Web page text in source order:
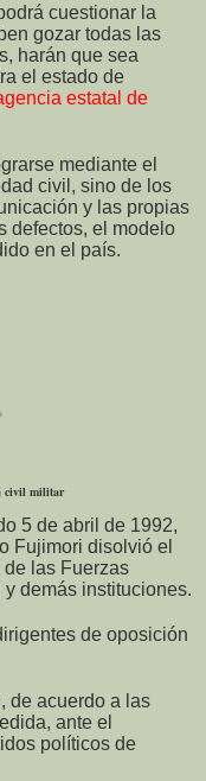
cuestionar la
gozar todas las
harán que sea
el estado de
estatal de
mediante el
civil, sino de los
y las propias
defectos, el modelo
en el país.
civil militar
5 de abril de 1992,
Fujimori disolvió el
las Fuerzas
demás instituciones.
de oposición
de acuerdo a las
ante el
políticos de